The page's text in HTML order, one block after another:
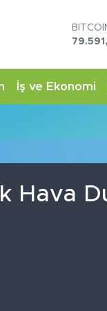
EURO
İş ve Ekonomi
Hava